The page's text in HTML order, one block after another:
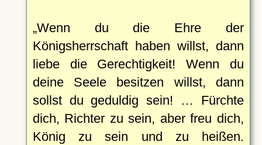
Wenn du die Ehre der
Königsherrschaft haben willst, dann
liebe die Gerechtigkeit! Wenn du
deine Seele besitzen willst, dann
sollst du geduldig sein! … Fürchte
dich, Richter zu sein, aber freu dich,
König zu sein und zu heißen.